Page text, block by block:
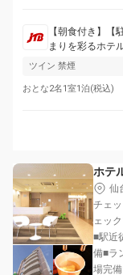
【朝食付き】
まりを彩るホテ
ツイン 禁煙
おとな2名1室1泊(税込)
ホテ
仙
チェ
ェッ
■駅近
備■ラ
場完備